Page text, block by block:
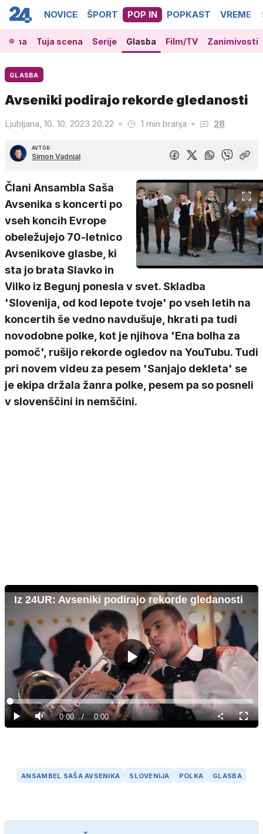
NOVICE ŠPORT POP IN POPKAST VREME
Tuja scena Serije Glasba Film/TV Zanimivosti
GLASBA
Avseniki podirajo rekorde gledanosti
Ljubljana, 10. 10. 2023 20.22 1 min branja 28
AVTOR:
Simon Vadnjal
Člani Ansambla Saša
Avsenika s koncerti po
vseh koncih Evrope
obeležujejo 70-letnico
Avsenikove glasbe, ki
sta jo brata Slavko in
Vilko iz Begunj ponesla v svet. Skladba
'Slovenija, od kod lepote tvoje' po vseh letih na
koncertih še vedno navdušuje, hkrati pa tudi
novodobne polke, kot je njihova 'Ena bolha za
pomoč', rušijo rekorde ogledov na YouTubu. Tudi
pri novem videu za pesem 'Sanjajo dekleta' se
je ekipa držala žanra polke, pesem pa so posneli
v slovenščini in nemščini.
Iz 24UR: Avseniki podirajo rekorde gledanosti
Predvajaj
Predvajaj
Tiho Current
0:00 / Duration
0:00
Loaded:
0%
način
ANSAMBEL SAŠA AVSENIKA SLOVENIJA POLKA GLASBA